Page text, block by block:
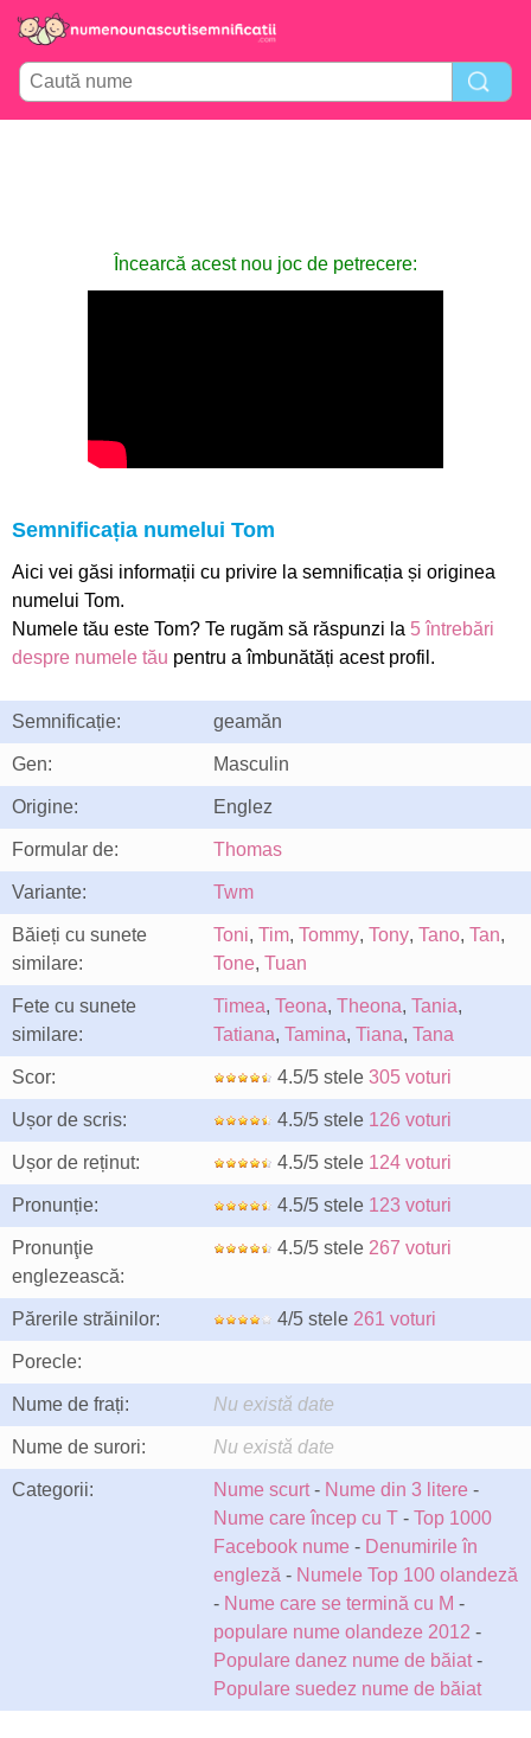
Încearcă acest nou joc de petrecere:
Semnificația numelui Tom
Aici vei găsi informații cu privire la semnificația și originea
numelui Tom.
Numele tău este Tom? Te rugăm să răspunzi la 5 întrebări
despre numele tău pentru a îmbunătăți acest profil.
Semnificație: geamăn
Gen: Masculin
Origine: Englez
Formular de: Thomas
Variante: Twm
Băieți cu sunete
similare:
Toni, Tim, Tommy, Tony, Tano, Tan,
Tone, Tuan
Fete cu sunete
similare:
Timea, Teona, Theona, Tania,
Tatiana, Tamina, Tiana, Tana
Scor: 4.5/5 stele 305 voturi
Ușor de scris: 4.5/5 stele 126 voturi
Ușor de reținut: 4.5/5 stele 124 voturi
Pronunție: 4.5/5 stele 123 voturi
Pronunţie
englezească:
4.5/5 stele 267 voturi
Părerile străinilor: 4/5 stele 261 voturi
Porecle:
Nume de frați: Nu există date
Nume de surori: Nu există date
Categorii: Nume scurt- Nume din 3 litere -
Nume care încep cu T - Top 1000
Facebook nume - Denumirile în
engleză - Numele Top 100 olandeză
- Nume care se termină cu M -
populare nume olandeze 2012 -
Populare danez nume de băiat-
Populare suedez nume de băiat